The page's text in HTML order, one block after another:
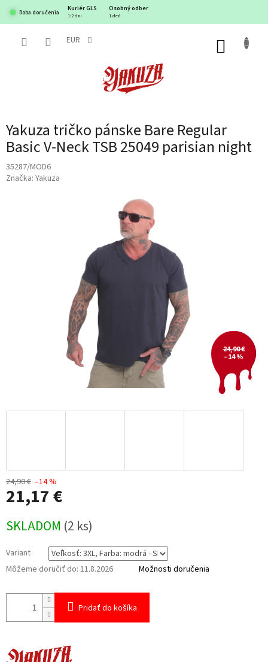
obsah
Doba doručenia
Kuriér GLS Osobný odber
1-2 dni 1 deň
EUR
Yakuza tričko pánske Bare Regular
Basic V-Neck TSB 25049 parisian night
35287/MOD6
Značka: Yakuza
24,90 €
–14 %
24,90 € –14 %
21,17 €
cena:
SKLADOM (2 ks)
Variant
Môžeme doručiť do: 11.8.2026 Možnosti doručenia
Pridať do košíka